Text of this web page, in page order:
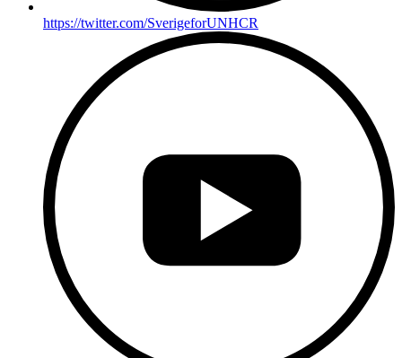
https://twitter.com/SverigeforUNHCR